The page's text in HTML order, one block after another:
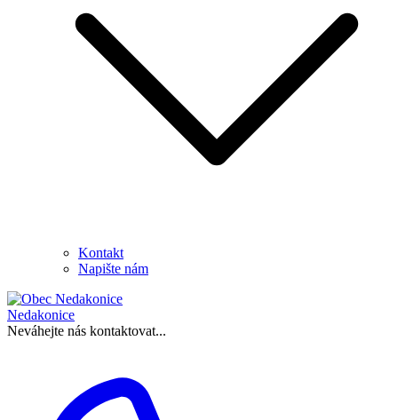
Kontakt
Napište nám
Nedakonice
Neváhejte nás kontaktovat...